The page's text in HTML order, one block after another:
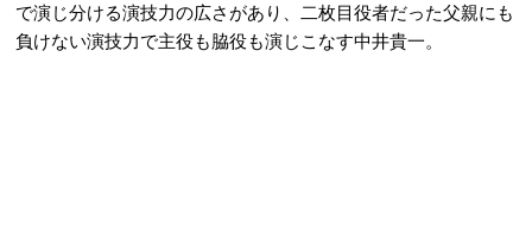
で演じ分ける演技力の広さがあり、二枚目役者だった父親にも
負けない演技力で主役も脇役も演じこなす中井貴一。